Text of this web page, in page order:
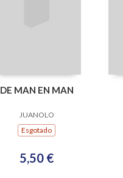
DE MAN EN MAN
JUANOLO
Esgotado
5,50 €